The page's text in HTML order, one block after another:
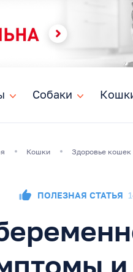
Собаки
Собаки
Кошки Здоровье кошек
ПОЛЕЗНАЯ СТАТЬЯ